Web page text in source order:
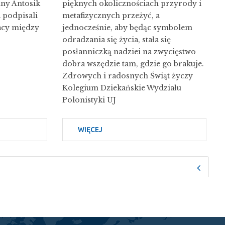
Antosik
podpisali
między
pięknych okolicznościach przyrody i
metafizycznych przeżyć, a
jednocześnie, aby będąc symbolem
odradzania się życia, stała się
posłanniczką nadziei na zwycięstwo
dobra wszędzie tam, gdzie go brakuje.
Zdrowych i radosnych Świąt życzy
Kolegium Dziekańskie Wydziału
Polonistyki UJ
WIĘCEJ
RADOSNYCH